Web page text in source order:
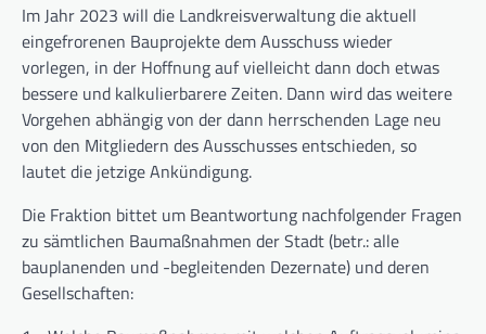
Im Jahr 2023 will die Landkreisverwaltung die aktuell
eingefrorenen Bauprojekte dem Ausschuss wieder
vorlegen, in der Hoffnung auf vielleicht dann doch etwas
bessere und kalkulierbarere Zeiten. Dann wird das weitere
Vorgehen abhängig von der dann herrschenden Lage neu
von den Mitgliedern des Ausschusses entschieden, so
lautet die jetzige Ankündigung.
Die Fraktion bittet um Beantwortung nachfolgender Fragen
zu sämtlichen Baumaßnahmen der Stadt (betr.: alle
bauplanenden und -begleitenden Dezernate) und deren
Gesellschaften: